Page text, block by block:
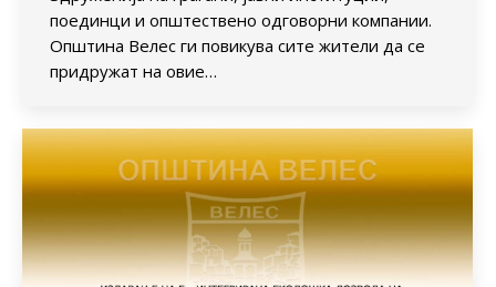
поединци и општествено одговорни компании.
Општина Велес ги повикува сите жители да се
придружат на овие…